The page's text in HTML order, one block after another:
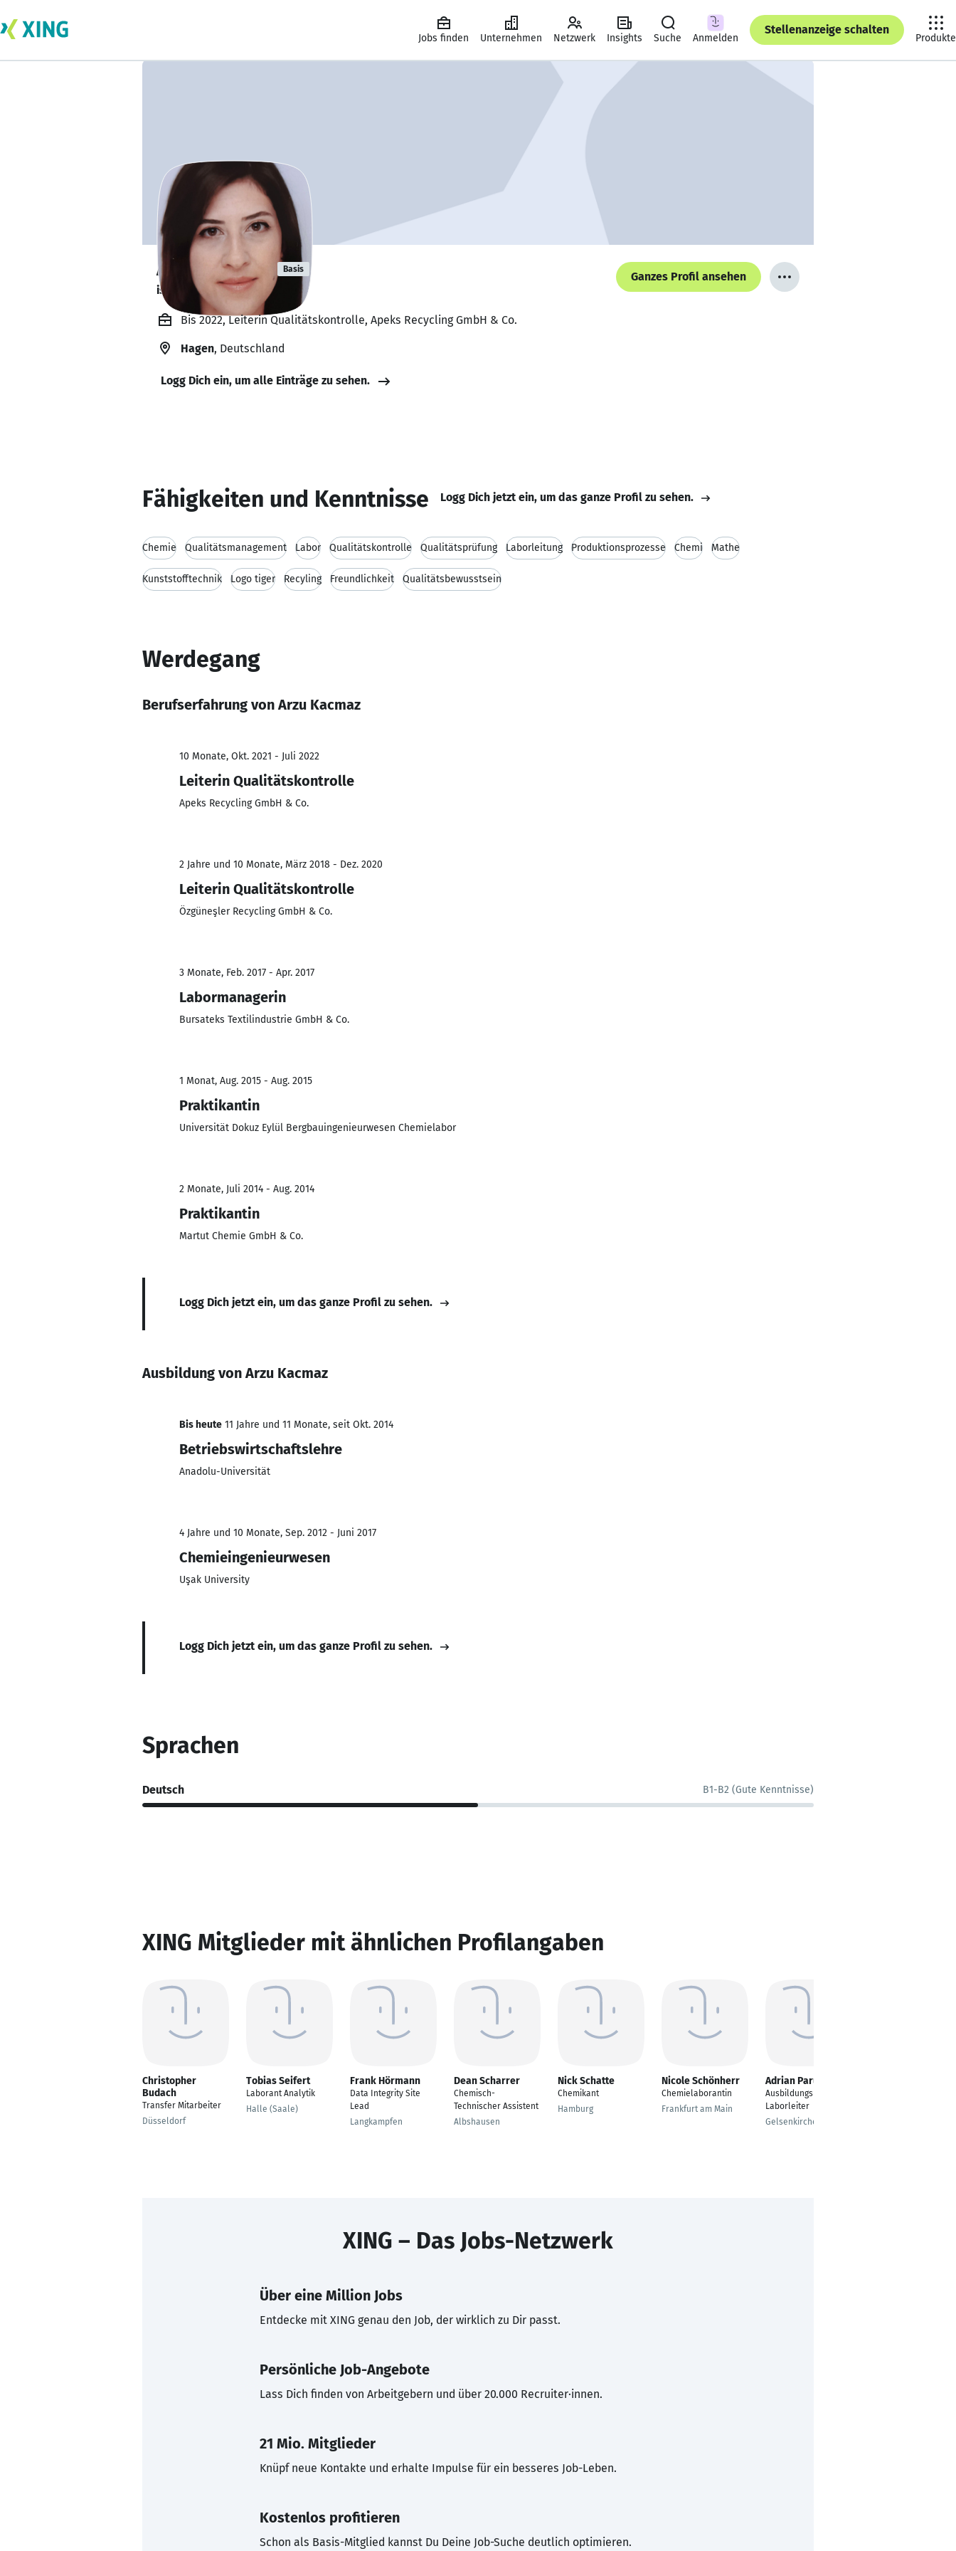
Jobs finden Unternehmen Netzwerk Insights Suche Anmelden
Stellenanzeige schalten
Produkte
Arzu Kacmaz Basis
ist offen für Projekte. 🔎
Ganzes Profil ansehen
Bis 2022, Leiterin Qualitätskontrolle, Apeks Recycling GmbH & Co.
Hagen, Deutschland
Logg Dich ein, um alle Einträge zu sehen.
Fähigkeiten und Kenntnisse Logg Dich jetzt ein, um das ganze Profil zu sehen.
Chemie Qualitätsmanagement Labor Qualitätskontrolle Qualitätsprüfung Laborleitung Produktionsprozesse Chemi Mathe
Kunststofftechnik Logo tiger Recyling Freundlichkeit Qualitätsbewusstsein
Werdegang
Berufserfahrung von Arzu Kacmaz
10 Monate, Okt. 2021 - Juli 2022
Leiterin Qualitätskontrolle
Apeks Recycling GmbH & Co.
2 Jahre und 10 Monate, März 2018 - Dez. 2020
Leiterin Qualitätskontrolle
Özgüneşler Recycling GmbH & Co.
3 Monate, Feb. 2017 - Apr. 2017
Labormanagerin
Bursateks Textilindustrie GmbH & Co.
1 Monat, Aug. 2015 - Aug. 2015
Praktikantin
Universität Dokuz Eylül Bergbauingenieurwesen Chemielabor
2 Monate, Juli 2014 - Aug. 2014
Praktikantin
Martut Chemie GmbH & Co.
Logg Dich jetzt ein, um das ganze Profil zu sehen.
Ausbildung von Arzu Kacmaz
Bis heute 11 Jahre und 11 Monate, seit Okt. 2014
Betriebswirtschaftslehre
Anadolu-Universität
4 Jahre und 10 Monate, Sep. 2012 - Juni 2017
Chemieingenieurwesen
Uşak University
Logg Dich jetzt ein, um das ganze Profil zu sehen.
Sprachen
Deutsch B1-B2 (Gute Kenntnisse)
XING Mitglieder mit ähnlichen Profilangaben
Christopher
Budach
Transfer Mitarbeiter
Düsseldorf
Tobias Seifert
Laborant Analytik
Halle (Saale)
Frank Hörmann
Data Integrity Site
Lead
Langkampfen
Dean Scharrer
Chemisch-
Technischer Assistent
Albshausen
Nick Schatte
Chemikant
Hamburg
Nicole Schönherr
Chemielaborantin
Frankfurt am Main
Adrian Parusel
Ausbildungs und
Laborleiter
Gelsenkirchen
XING – Das Jobs-Netzwerk
Über eine Million Jobs
Entdecke mit XING genau den Job, der wirklich zu Dir passt.
Persönliche Job-Angebote
Lass Dich finden von Arbeitgebern und über 20.000 Recruiter·innen.
21 Mio. Mitglieder
Knüpf neue Kontakte und erhalte Impulse für ein besseres Job-Leben.
Kostenlos profitieren
Schon als Basis-Mitglied kannst Du Deine Job-Suche deutlich optimieren.